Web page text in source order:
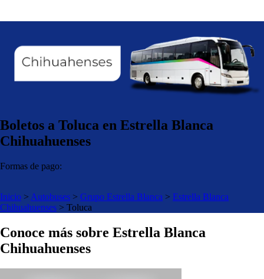
Boletos a Toluca en Estrella Blanca
Chihuahuenses
Formas de pago:
Inicio > Autobuses > Grupo Estrella Blanca > Estrella Blanca
Chihuahuenses > Toluca
Conoce más sobre Estrella Blanca
Chihuahuenses